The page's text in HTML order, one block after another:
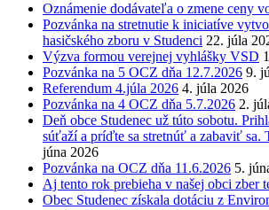
Oznámenie dodávateľa o zmene ceny
Pozvánka na stretnutie k iniciatíve
hasičského zboru v Studenci 22. júla
Výzva formou verejnej vyhlášky VSD
Pozvánka na 5 OCZ dňa 12.7.2026 9.
Referendum 4.júla 2026 4. júla 2026
Pozvánka na 4 OCZ dňa 5.7.2026 2.
Deň obce Studenec už túto sobotu.
súťaží a príďte sa stretnúť a zabaviť sa.
júna 2026
Pozvánka na OCZ dňa 11.6.2026 5.
Aj tento rok prebieha v našej obci zber
Obec Studenec získala dotáciu z